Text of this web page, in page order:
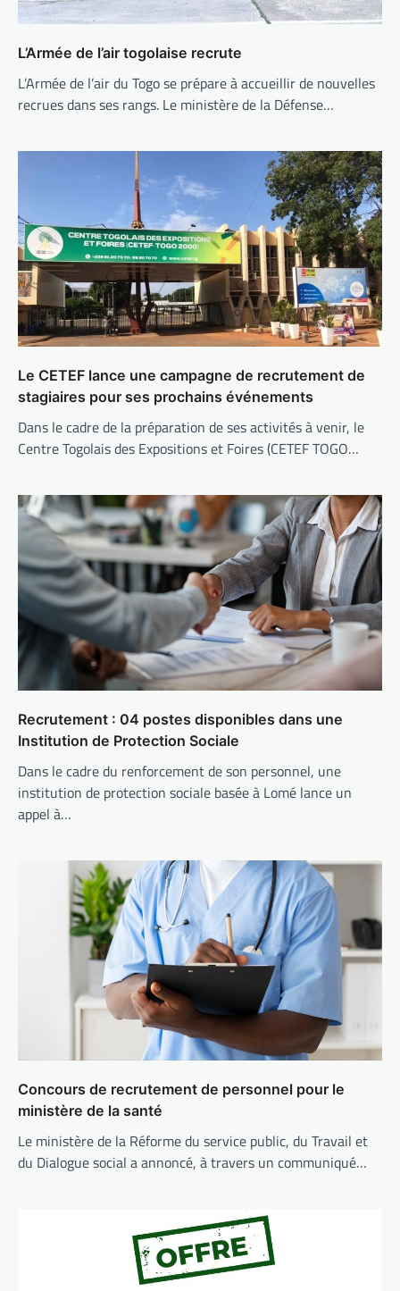
L’Armée de l’air togolaise recrute
L’Armée de l’air du Togo se prépare à accueillir de nouvelles
recrues dans ses rangs. Le ministère de la Défense…
Le CETEF lance une campagne de recrutement de
stagiaires pour ses prochains événements
Dans le cadre de la préparation de ses activités à venir, le
Centre Togolais des Expositions et Foires (CETEF TOGO…
Recrutement : 04 postes disponibles dans une
Institution de Protection Sociale
Dans le cadre du renforcement de son personnel, une
institution de protection sociale basée à Lomé lance un
appel à…
Concours de recrutement de personnel pour le
ministère de la santé
Le ministère de la Réforme du service public, du Travail et
du Dialogue social a annoncé, à travers un communiqué…